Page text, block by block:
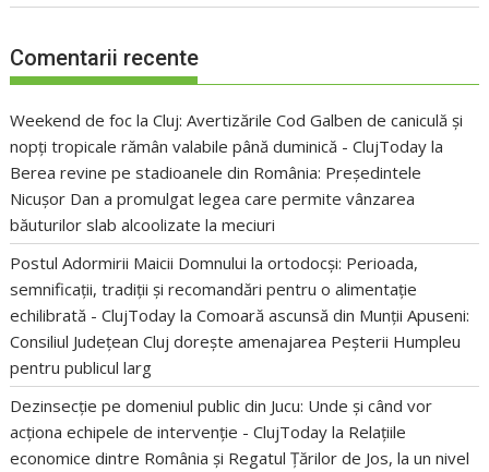
Comentarii recente
Weekend de foc la Cluj: Avertizările Cod Galben de caniculă și
nopți tropicale rămân valabile până duminică - ClujToday la
Berea revine pe stadioanele din România: Președintele
Nicușor Dan a promulgat legea care permite vânzarea
băuturilor slab alcoolizate la meciuri
Postul Adormirii Maicii Domnului la ortodocși: Perioada,
semnificații, tradiții și recomandări pentru o alimentație
echilibrată - ClujToday laComoară ascunsă din Munții Apuseni:
Consiliul Județean Cluj dorește amenajarea Peșterii Humpleu
pentru publicul larg
Dezinsecție pe domeniul public din Jucu: Unde și când vor
acționa echipele de intervenție - ClujToday la Relațiile
economice dintre România și Regatul Țărilor de Jos, la un nivel